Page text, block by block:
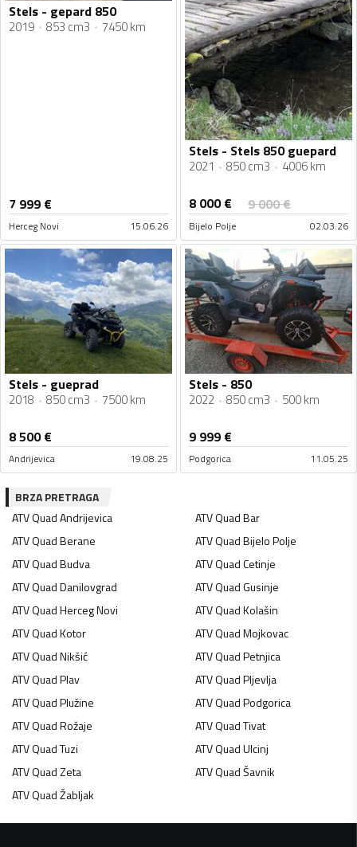
Stels - gepard 850
2019 853 cm3 7450 km
7 999 €
Herceg Novi 15.06.26
Stels - Stels 850 guepard
2021 850 cm3 4006 km
8 000€ 9 000€
Bijelo Polje 02.03.26
Stels - gueprad
2018 850 cm3 7500 km
8 500€
Andrijevica 19.08.25
Stels - 850
2022 850 cm3 500 km
9 999 €
Podgorica 11.05.25
BRZA PRETRAGA
ATV QuadAndrijevica ATV QuadBar
ATV QuadBerane ATV QuadBijelo Polje
ATV QuadBudva ATV QuadCetinje
ATV QuadDanilovgrad ATV QuadGusinje
ATV QuadHerceg Novi ATV QuadKolašin
ATV QuadKotor ATV QuadMojkovac
ATV QuadNikšić ATV QuadPetnjica
ATV QuadPlav ATV QuadPljevlja
ATV QuadPlužine ATV QuadPodgorica
ATV QuadRožaje ATV QuadTivat
ATV QuadTuzi ATV QuadUlcinj
ATV QuadZeta ATV QuadŠavnik
ATV QuadŽabljak